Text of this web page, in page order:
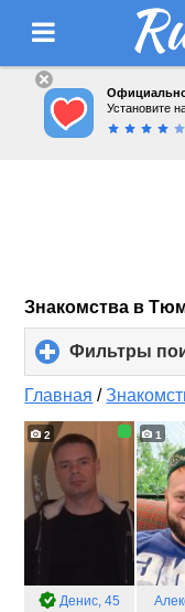
Установите
Знакомства в
Фильтры
Главная /
2
Денис, 45
1